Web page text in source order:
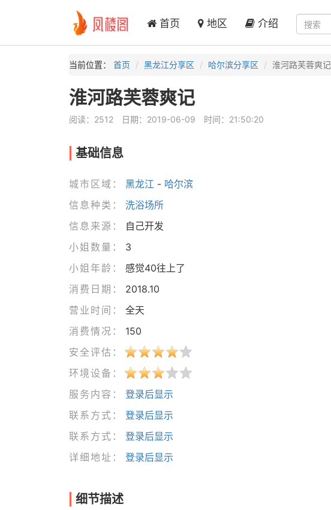
首页 地区 介绍
当前位置： 首页 黑龙江分享区 哈尔滨分享区 淮河路芙蓉爽记
淮河路芙蓉爽记
阅读：2512 日期：2019-06-09 时间：21:50:20
基础信息
城市区域： 黑龙江 - 哈尔滨
信息种类：
洗浴场所
信息来源：
自己开发
小姐数量：
3
小姐年龄：
感觉40往上了
消费日期：
2018.10
营业时间：
全天
消费情况：
150
安全评估：
环境设备：
服务内容：
登录后显示
联系方式：
登录后显示
联系方式：
登录后显示
详细地址：
登录后显示
细节描述